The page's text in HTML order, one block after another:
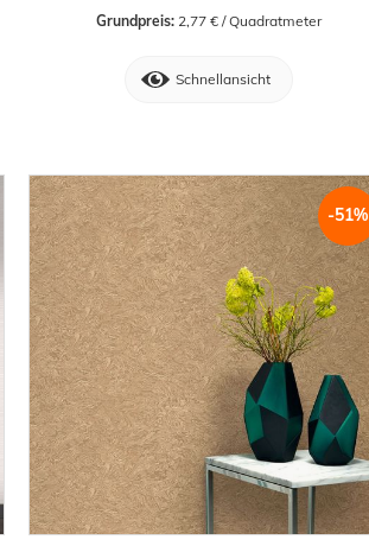
Grundpreis: 2,77 € / Quadratmeter
Schnellansicht
-51%